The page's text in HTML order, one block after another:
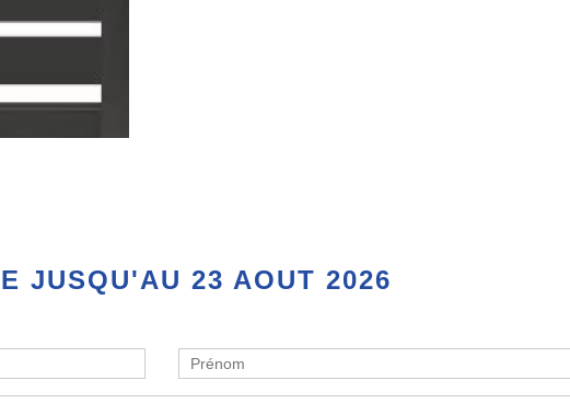
JUSQU'AU 23 AOUT 2026